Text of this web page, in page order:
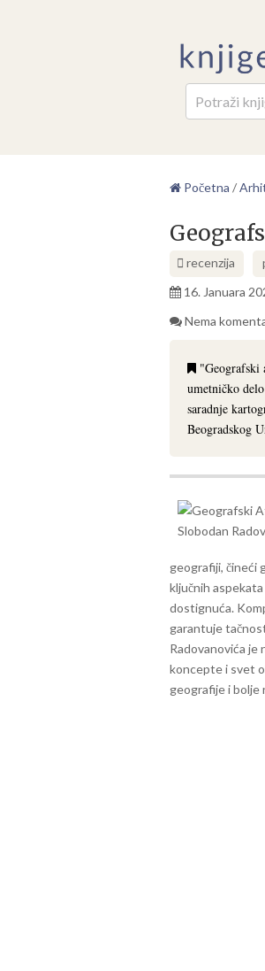
Početna /
recenzija
16. Januara
Nema
"Geografski
umetničko
saradnje
Beogradskog
geografiji, čineći
ključnih
dostignuća.
garantuje
Radovanovića je
koncepte i svet
geografije i bolje